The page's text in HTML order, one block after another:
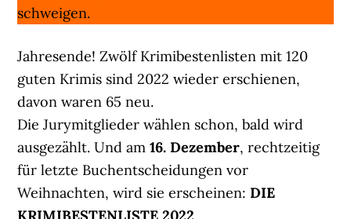
schweigen.
Jahresende! Zwölf Krimibestenlisten mit 120
guten Krimis sind 2022 wieder erschienen,
davon waren 65 neu.
Die Jurymitglieder wählen schon, bald wird
ausgezählt. Und am16. Dezember, rechtzeitig
für letzte Buchentscheidungen vor
Weihnachten, wird sie erscheinen:DIE
KRIMIBESTENLISTE 2022.